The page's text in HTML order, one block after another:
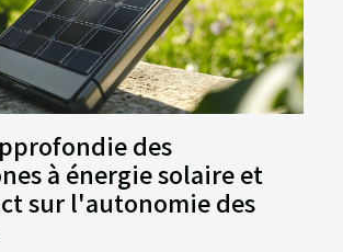
des
à énergie solaire et
sur l'autonomie des